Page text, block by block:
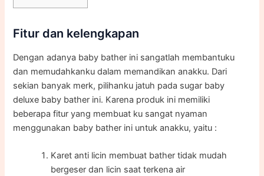
Fitur dan kelengkapan
Dengan adanya baby bather ini sangatlah membantuku
dan memudahkanku dalam memandikan anakku. Dari
sekian banyak merk, pilihanku jatuh pada sugar baby
deluxe baby bather ini. Karena produk ini memiliki
beberapa fitur yang membuat ku sangat nyaman
menggunakan baby bather ini untuk anakku, yaitu :
Karet anti licin membuat bather tidak mudah
bergeser dan licin saat terkena air